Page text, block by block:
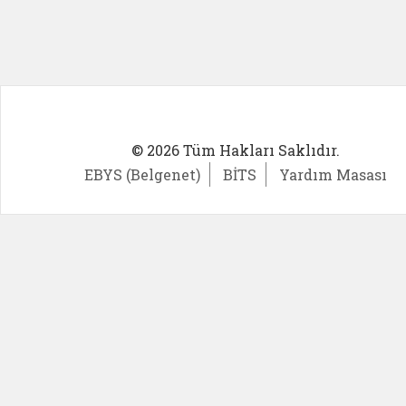
© 2026 Tüm Hakları Saklıdır.
EBYS (Belgenet)
BİTS Yardım Masası